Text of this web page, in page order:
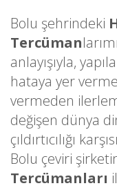
Bolu şehrindeki
Tercüman
anlayışıyla,
hataya yer
vermeden
değişen dünya
çıldırtıcılığı
Bolu çeviri
Tercümanları